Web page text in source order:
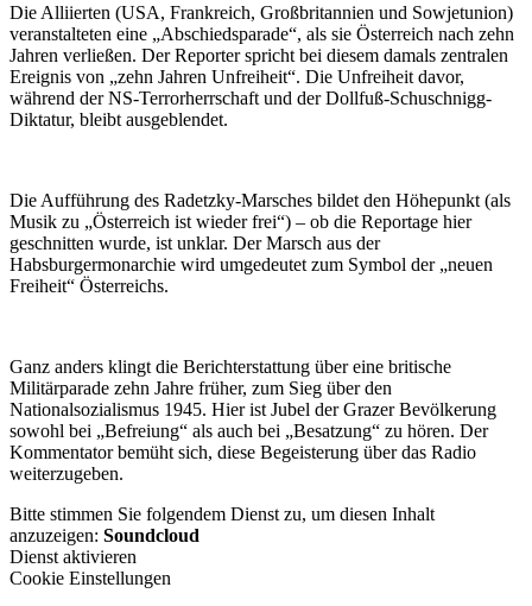
Die Alliierten (USA, Frankreich, Großbritannien und Sowjetunion)
veranstalteten eine „Abschiedsparade“, als sie Österreich nach zehn
Jahren verließen. Der Reporter spricht bei diesem damals zentralen
Ereignis von „zehn Jahren Unfreiheit“. Die Unfreiheit davor,
während der NS-Terrorherrschaft und der Dollfuß-Schuschnigg-
Diktatur, bleibt ausgeblendet.
Die Aufführung des Radetzky-Marsches bildet den Höhepunkt (als
Musik zu „Österreich ist wieder frei“) – ob die Reportage hier
geschnitten wurde, ist unklar. Der Marsch aus der
Habsburgermonarchie wird umgedeutet zum Symbol der „neuen
Freiheit“ Österreichs.
Ganz anders klingt die Berichterstattung über eine britische
Militärparade zehn Jahre früher, zum Sieg über den
Nationalsozialismus 1945. Hier ist Jubel der Grazer Bevölkerung
sowohl bei „Befreiung“ als auch bei „Besatzung“ zu hören. Der
Kommentator bemüht sich, diese Begeisterung über das Radio
weiterzugeben.
Bitte stimmen Sie folgendem Dienst zu, um diesen Inhalt
anzuzeigen: Soundcloud
Dienst aktivieren
Cookie Einstellungen